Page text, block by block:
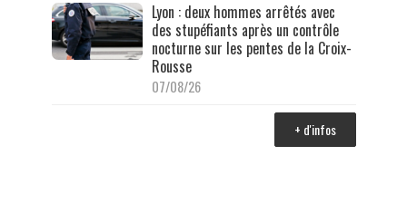
Lyon : deux hommes arrêtés avec
des stupéfiants après un contrôle
nocturne sur les pentes de la Croix-
Rousse
07/08/26
+ d'infos